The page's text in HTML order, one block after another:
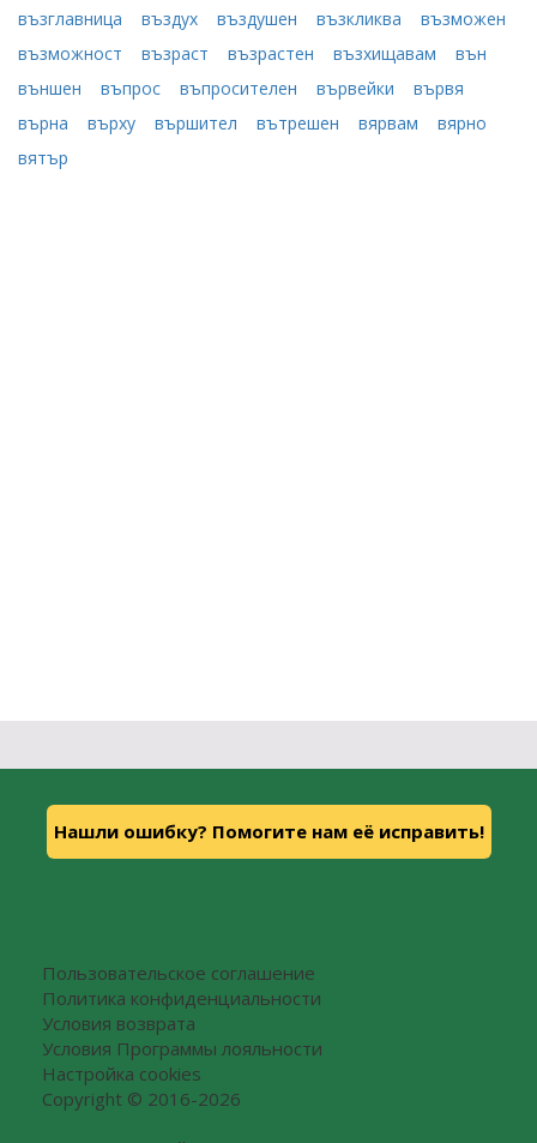
възглавница
въздух въздушен възкликва
възможен
възможност
възраст възрастен възхищавам
вън
външен
въпрос въпросителен вървейки
вървя
върна
върху вършител вътрешен вярвам
вярно
вятър
Нашли ошибку? Помогите нам её исправить!
Пользовательское соглашение
Политика конфиденциальности
Условия возврата
Условия Программы лояльности
Настройка cookies
Copyright © 2016-2026